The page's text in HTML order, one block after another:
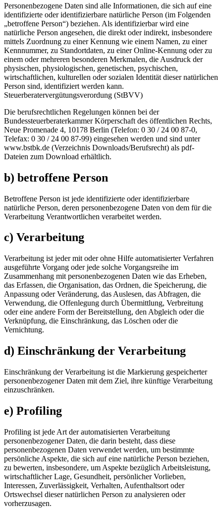
Personenbezogene Daten sind alle Informationen, die sich auf eine
identifizierte oder identifizierbare natürliche Person (im Folgenden
„betroffene Person“) beziehen. Als identifizierbar wird eine
natürliche Person angesehen, die direkt oder indirekt, insbesondere
mittels Zuordnung zu einer Kennung wie einem Namen, zu einer
Kennnummer, zu Standortdaten, zu einer Online-Kennung oder zu
einem oder mehreren besonderen Merkmalen, die Ausdruck der
physischen, physiologischen, genetischen, psychischen,
wirtschaftlichen, kulturellen oder sozialen Identität dieser natürlichen
Person sind, identifiziert werden kann.
Steuerberatervergütungsverordung (StBVV)
Die berufsrechtlichen Regelungen können bei der
Bundessteuerberaterkammer Körperschaft des öffentlichen Rechts,
Neue Promenade 4, 10178 Berlin (Telefon: 0 30 / 24 00 87-0,
Telefax: 0 30 / 24 00 87-99) eingesehen werden und sind unter
www.bstbk.de (Verzeichnis Downloads/Berufsrecht) als pdf-
Dateien zum Download erhältlich.
b) betroffene Person
Betroffene Person ist jede identifizierte oder identifizierbare
natürliche Person, deren personenbezogene Daten von dem für die
Verarbeitung Verantwortlichen verarbeitet werden.
c) Verarbeitung
Verarbeitung ist jeder mit oder ohne Hilfe automatisierter Verfahren
ausgeführte Vorgang oder jede solche Vorgangsreihe im
Zusammenhang mit personenbezogenen Daten wie das Erheben,
das Erfassen, die Organisation, das Ordnen, die Speicherung, die
Anpassung oder Veränderung, das Auslesen, das Abfragen, die
Verwendung, die Offenlegung durch Übermittlung, Verbreitung
oder eine andere Form der Bereitstellung, den Abgleich oder die
Verknüpfung, die Einschränkung, das Löschen oder die
Vernichtung.
d) Einschränkung der Verarbeitung
Einschränkung der Verarbeitung ist die Markierung gespeicherter
personenbezogener Daten mit dem Ziel, ihre künftige Verarbeitung
einzuschränken.
e) Profiling
Profiling ist jede Art der automatisierten Verarbeitung
personenbezogener Daten, die darin besteht, dass diese
personenbezogenen Daten verwendet werden, um bestimmte
persönliche Aspekte, die sich auf eine natürliche Person beziehen,
zu bewerten, insbesondere, um Aspekte bezüglich Arbeitsleistung,
wirtschaftlicher Lage, Gesundheit, persönlicher Vorlieben,
Interessen, Zuverlässigkeit, Verhalten, Aufenthaltsort oder
Ortswechsel dieser natürlichen Person zu analysieren oder
vorherzusagen.